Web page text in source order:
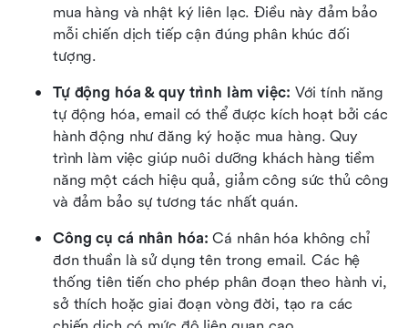
mua hàng và nhật ký liên lạc. Điều này đảm bảo
mỗi chiến dịch tiếp cận đúng phân khúc đối
tượng.
Tự động hóa & quy trình làm việc: Với tính năng
tự động hóa, email có thể được kích hoạt bởi các
hành động như đăng ký hoặc mua hàng. Quy
trình làm việc giúp nuôi dưỡng khách hàng tiềm
năng một cách hiệu quả, giảm công sức thủ công
và đảm bảo sự tương tác nhất quán.
Công cụ cá nhân hóa: Cá nhân hóa không chỉ
đơn thuần là sử dụng tên trong email. Các hệ
thống tiên tiến cho phép phân đoạn theo hành vi,
sở thích hoặc giai đoạn vòng đời, tạo ra các